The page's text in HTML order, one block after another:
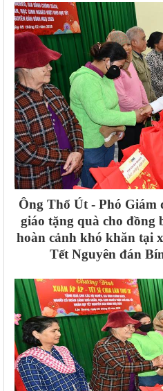
Ông Thổ Út - Phó Giám
giáo tặng quà cho đồng
hoàn cảnh khó khăn tại
Tết Nguyên đán